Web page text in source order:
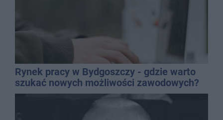
Rynek pracy w Bydgoszczy - gdzie warto
szukać nowych możliwości zawodowych?